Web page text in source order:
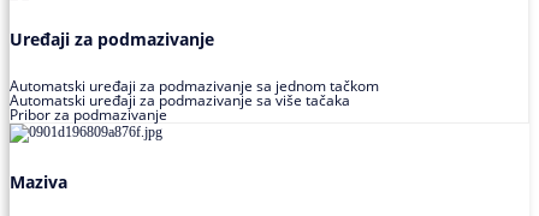
Uređaji za podmazivanje
Automatski uređaji za podmazivanje sa jednom tačkom
Automatski uređaji za podmazivanje sa više tačaka
Pribor za podmazivanje
Maziva